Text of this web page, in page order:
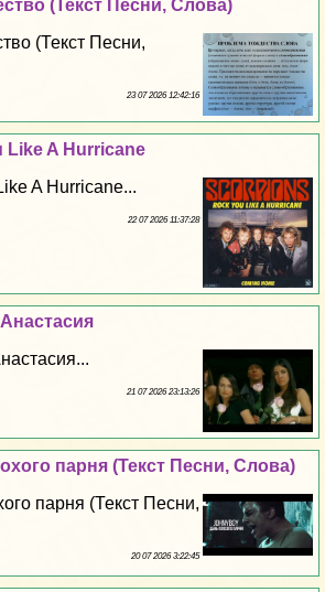
(Текст Песни, Слова)
(Текст Песни,
23 07 2026 12:42:16
Like A Hurricane
A Hurricane...
22 07 2026 11:37:28
21 07 2026 23:13:26
парня (Текст Песни, Слова)
парня (Текст Песни,
20 07 2026 3:22:45